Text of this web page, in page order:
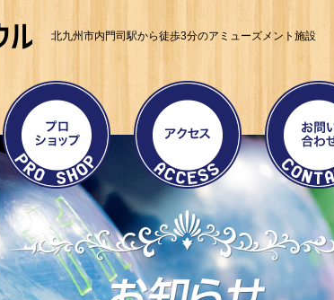
北九州市内門司駅から徒歩3分のアミューズメント施設